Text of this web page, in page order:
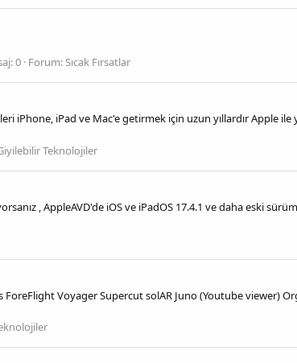
0 Forum:Sıcak Fırsatlar
iPad ve Mac'e getirmek için uzun yıllardır Apple ile
Teknolojiler
, AppleAVD'de iOS ve iPadOS 17.4.1 ve daha eski
Voyager Supercut solAR Juno (Youtube viewer)